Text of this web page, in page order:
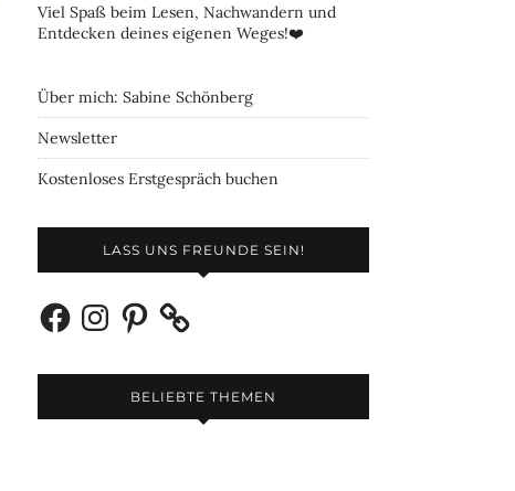
Viel Spaß beim Lesen, Nachwandern und
Entdecken deines eigenen Weges!❤️
Über mich: Sabine Schönberg
Newsletter
Kostenloses Erstgespräch buchen
LASS UNS FREUNDE SEIN!
FacebookInstagramPinterest
BELIEBTE THEMEN